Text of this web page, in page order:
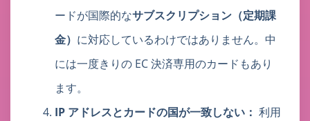
ードが国際的なサブスクリプション（定期課
金） に対応しているわけではありません。中
には一度きりの EC 決済専用のカードもあり
ます。
IP アドレスとカードの国が一致しない： 利用